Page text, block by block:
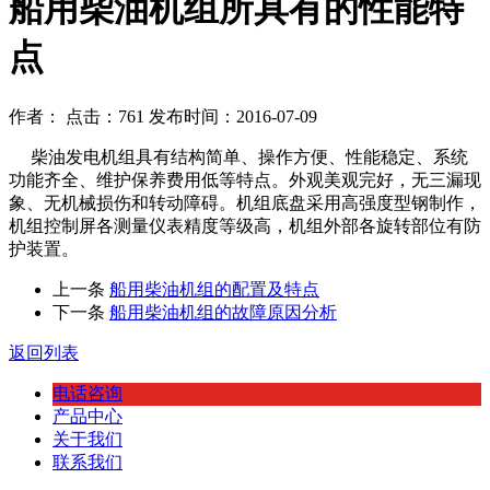
船用柴油机组所具有的性能特
点
作者： 点击：761 发布时间：2016-07-09
柴油发电机组具有结构简单、操作方便、性能稳定、系统
功能齐全、维护保养费用低等特点。外观美观完好，无三漏现
象、无机械损伤和转动障碍。机组底盘采用高强度型钢制作，
机组控制屏各测量仪表精度等级高，机组外部各旋转部位有防
护装置。
上一条 船用柴油机组的配置及特点
下一条 船用柴油机组的故障原因分析
返回列表
电话咨询
产品中心
关于我们
联系我们